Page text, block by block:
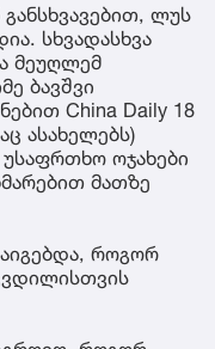
ლუს
სხვადასხვა
მეუღლემ
ბავშვი
China Daily 18
ასახელებს)
ოჯახები
მათზე
როგორ